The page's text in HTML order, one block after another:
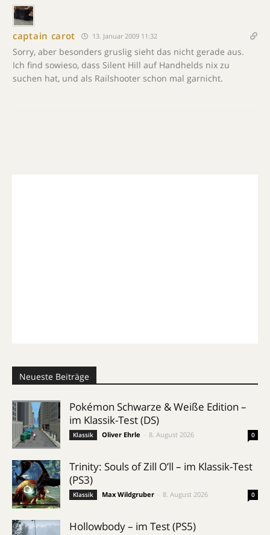
captain carot 13. Januar 2009 11:32
Sorry, aber besonders gruslig sieht das nicht gerade aus.
Ich find sowieso, dass Silent Hill auf Handhelds nix zu
suchen hat, und als Railshooter schon mal garnicht.
Neueste Beiträge
Pokémon Schwarze & Weiße Edition –
im Klassik-Test (DS)
Klassik Oliver Ehrle 8. August 2026 0
Trinity: Souls of Zill O’ll – im Klassik-Test
(PS3)
Klassik Max Wildgruber 8. August 2026 0
Hollowbody – im Test (PS5)